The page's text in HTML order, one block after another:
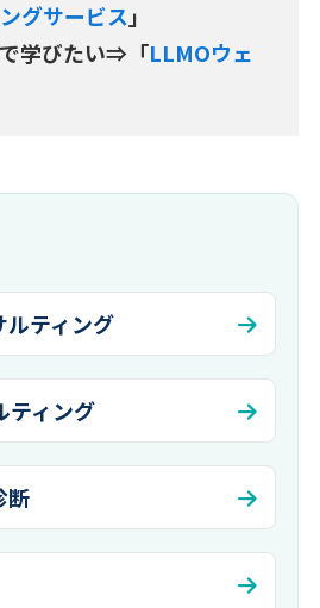
グサービス」
学びたい⇒「LLMOウェ
ティング
ティング
断